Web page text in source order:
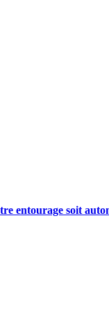
entourage soit